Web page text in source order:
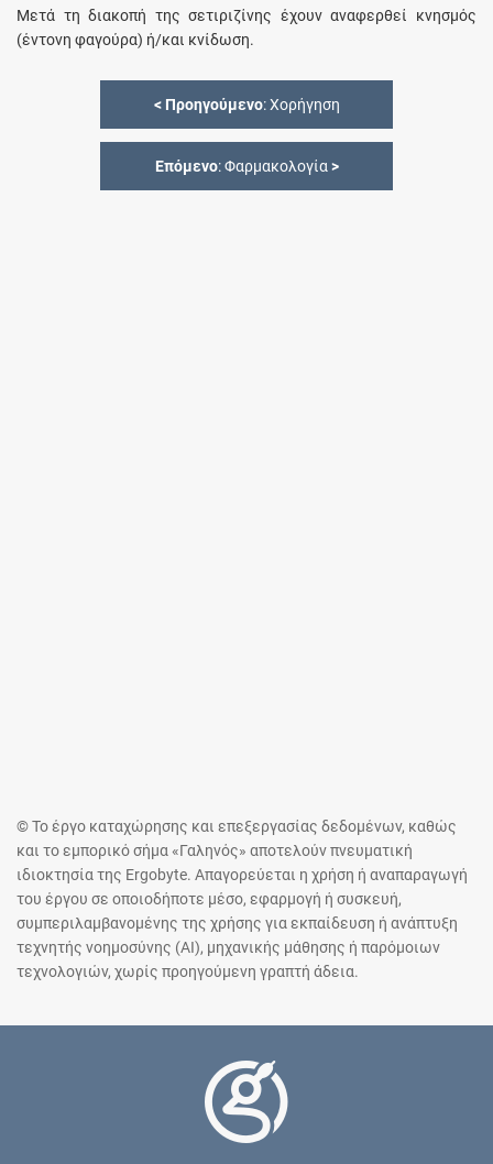
Μετά τη διακοπή της σετιριζίνης έχουν αναφερθεί κνησμός
(έντονη φαγούρα) ή/και κνίδωση.
< Προηγούμενο: Χορήγηση
Επόμενο: Φαρμακολογία>
© Το έργο καταχώρησης και επεξεργασίας δεδομένων, καθώς
και το εμπορικό σήμα «Γαληνός» αποτελούν πνευματική
ιδιοκτησία της Ergobyte. Απαγορεύεται η χρήση ή αναπαραγωγή
του έργου σε οποιοδήποτε μέσο, εφαρμογή ή συσκευή,
συμπεριλαμβανομένης της χρήσης για εκπαίδευση ή ανάπτυξη
τεχνητής νοημοσύνης (AI), μηχανικής μάθησης ή παρόμοιων
τεχνολογιών, χωρίς προηγούμενη γραπτή άδεια.